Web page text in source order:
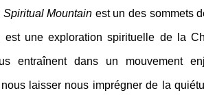
Mountain est un des sommets
est une exploration spirituelle de la
entraînent dans un mouvement
laisser nous imprégner de la